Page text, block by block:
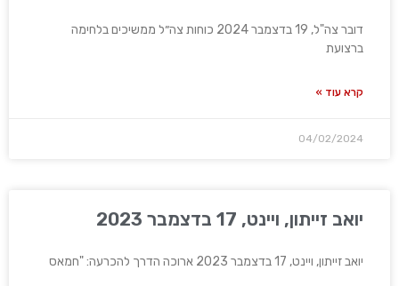
דובר צה"ל, 19 בדצמבר 2024 כוחות צה״ל ממשיכים בלחימה
ברצועת
קרא עוד »
04/02/2024
יואב זייתון, ויינט, 17 בדצמבר 2023
יואב זייתון, ויינט, 17 בדצמבר 2023 ארוכה הדרך להכרעה: "חמאס